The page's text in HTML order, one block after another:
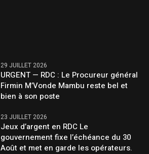
29 JUILLET 2026
URGENT — RDC : Le Procureur général
Firmin M’Vonde Mambu reste bel et
bien à son poste
23 JUILLET 2026
Jeux d’argent en RDC Le
gouvernement fixe l’échéance du 30
Août et met en garde les opérateurs.